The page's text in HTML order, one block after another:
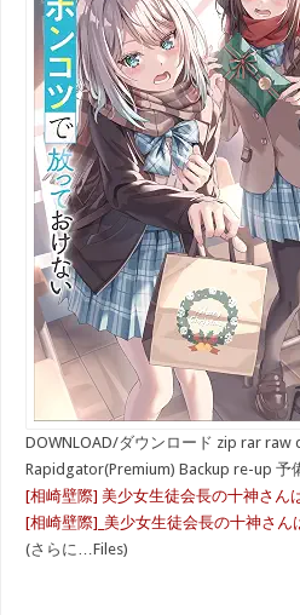
DOWNLOAD/ダウンロード zip rar raw
Rapidgator(Premium) Backup re-up 予
[相崎壁際] 美少女生徒会長の十神さん
[相崎壁際]_美少女生徒会長の十神さ
(さらに…Files)